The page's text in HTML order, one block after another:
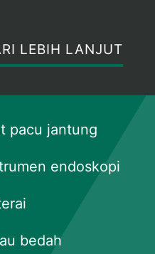
LEBIH LANJUT
pacu jantung
endoskopi
bedah